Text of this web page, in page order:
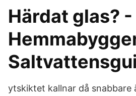
Härdat glas? -
ytskiktet kallnar då snabbare